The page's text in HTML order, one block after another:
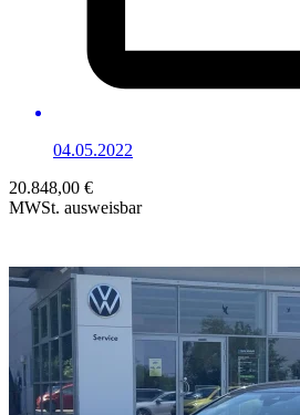
04.05.2022
20.848,00 €
MWSt. ausweisbar